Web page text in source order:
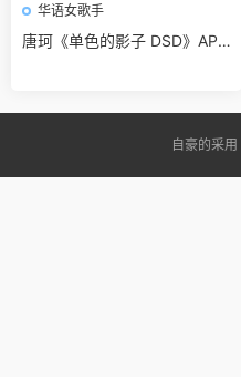
华语女歌手
唐珂《单色的影子 DSD》APE
自豪的采用